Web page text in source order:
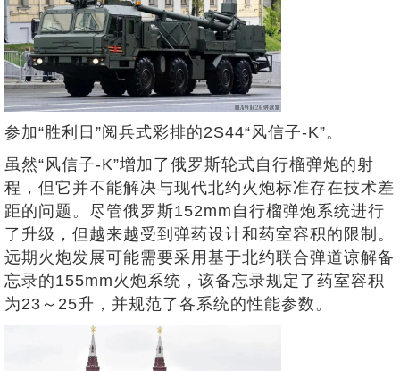
参加“胜利日”阅兵式彩排的2S44“风信子-K”。
虽然“风信子-K”增加了俄罗斯轮式自行榴弹炮的射
程，但它并不能解决与现代北约火炮标准存在技术差
距的问题。尽管俄罗斯152mm自行榴弹炮系统进行
了升级，但越来越受到弹药设计和药室容积的限制。
远期火炮发展可能需要采用基于北约联合弹道谅解备
忘录的155mm火炮系统，该备忘录规定了药室容积
为23～25升，并规范了各系统的性能参数。